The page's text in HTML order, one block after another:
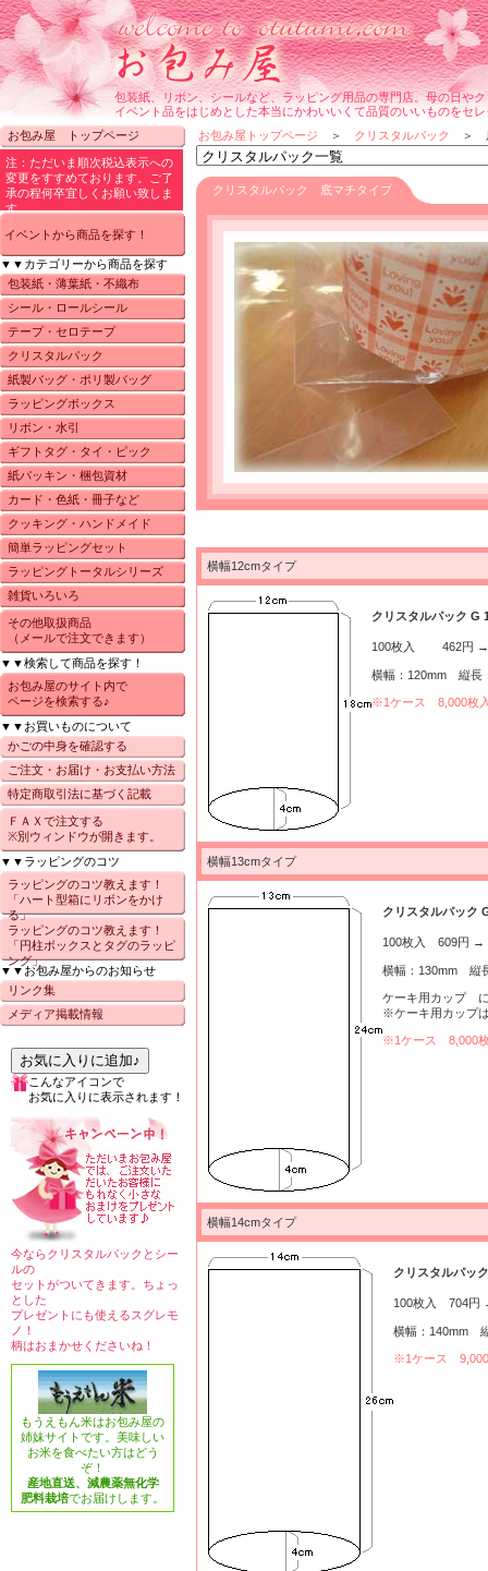
包装紙、リボン、シールなど、ラッピング用品の専門店。母の日や
イベント品をはじめとした本当にかわいいくて品質のいいものをセ
お包み屋 トップページ
イベントから商品を探す！
▼▼カテゴリーから商品を探す
包装紙・薄葉紙・不織布
シール・ロールシール
テープ・セロテープ
クリスタルパック
紙製バッグ・ポリ製バッグ
ラッピングボックス
リボン・水引
ギフトタグ・タイ・ピック
紙パッキン・梱包資材
カード・色紙・冊子など
クッキング・ハンドメイド
簡単ラッピングセット
ラッピングトータルシリーズ
雑貨いろいろ
その他取扱商品
（メールで注文できます）
▼▼検索して商品を探す！
お包み屋のサイト内で
ページを検索する♪
▼▼お買いものについて
かごの中身を確認する
ご注文・お届け・お支払い方法
特定商取引法に基づく記載
ＦＡＸで注文する
※別ウィンドウが開きます。
▼▼ラッピングのコツ
ラッピングのコツ教えます！
「ハート型箱にリボンをかけ
る」
ラッピングのコツ教えます！
「円柱ボックスとタグのラッピ
ング」
▼▼お包み屋からのお知らせ
リンク集
メディア掲載情報
お気に入りに追加♪
こんなアイコンで
お気に入りに表示されます！
今ならクリスタルパックとシー
ルの
セットがついてきます。ちょっ
とした
プレゼントにも使えるスグレモ
ノ！
柄はおまかせくださいね！
もうえもん米はお包み屋の
姉妹サイトです。美味しい
お米を食べたい方はどう
ぞ！
産地直送、減農薬無化学
肥料栽培でお届けします。
お包み屋トップページ ＞ クリスタルパック ＞
クリスタルパック 底マチタイプ
横幅12cmタイプ
クリスタルパック G
100枚入 462円
横幅：120mm 縦長
※1ケース 8,000枚入
横幅13cmタイプ
クリスタルパック
100枚入 609円 →
横幅：130mm 縦
ケーキ用カップ
※ケーキ用カップ
※1ケース 8,000枚
横幅14cmタイプ
クリスタルパッ
100枚入 704
横幅：140mm
※1ケース 9,000